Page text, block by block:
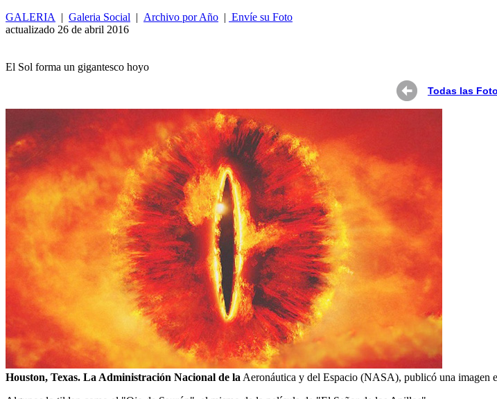
GALERIA
| Galeria Social | Archivo por Año | Envíe su Foto
actualizado 26 de abril 2016
El Sol forma un gigantesco hoyo
Todas las
Houston, Texas. La Administración Nacional de la Aeronáutica y del Espacio (NASA), publicó una imagen